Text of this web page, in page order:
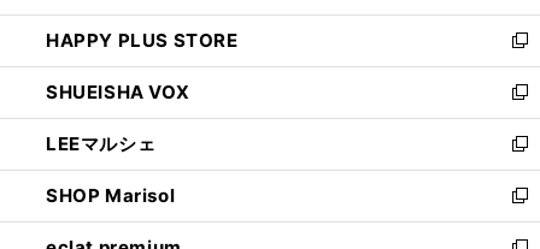
ン
ド
ウ
で
開
く
ウ
ィ
ン
ド
ウ
で
開
く
し
い
ウ
ィ
ン
ド
ウ
で
開
HAPPY PLUS STORE
新
し
い
ウ
ィ
ン
ド
ウ
SHUEISHA VOX
新
し
い
ウ
ィ
ン
LEEマルシェ
新
し
い
ウ
SHOP Marisol
新
し